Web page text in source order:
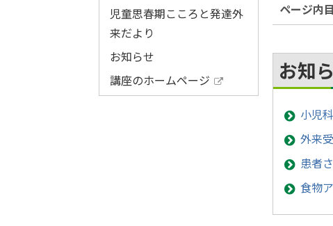
ページ内
お知
小児
外来
患者
食物
メ
ニ
ュ
児童思春期こころと発達外
来だより
お知らせ
講座のホームページ
外